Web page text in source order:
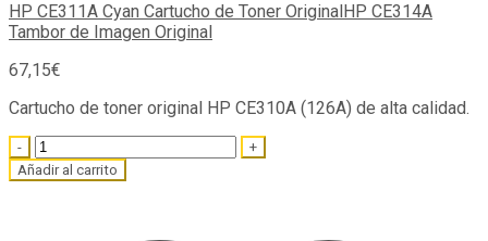
HP CE311A Cyan Cartucho de Toner Original HP CE314A
Tambor de Imagen Original
67,15€
Cartucho de toner original HP CE310A (126A) de alta calidad.
Quantity
Añadir al carrito